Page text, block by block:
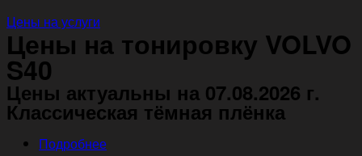
Цены на услуги
Цены на тонировку VOLVO
S40
Цены актуальны на 07.08.2026 г.
Классическая тёмная плёнка
Подробнее